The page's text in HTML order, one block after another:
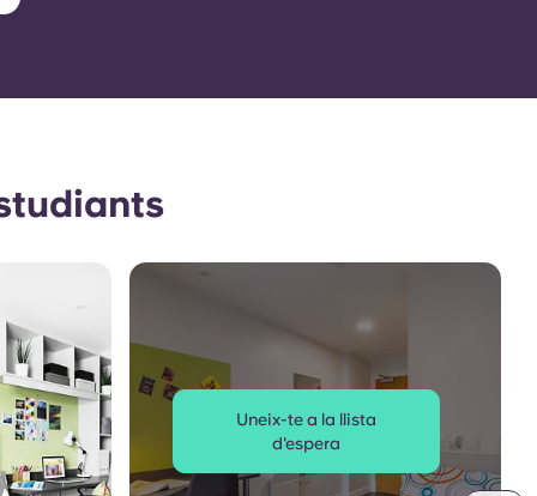
Uneix-te a la llista
d'espera